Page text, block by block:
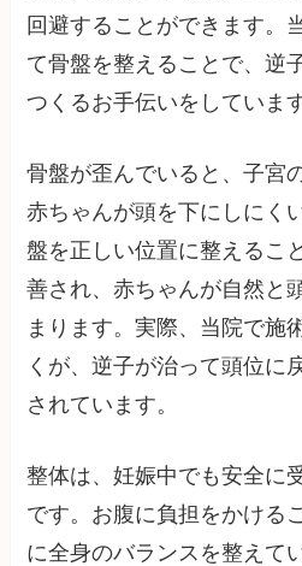
回避することができます。
て骨盤を整えることで、逆
つくるお手伝いをしています
骨盤が歪んでいると、子宮
赤ちゃんが頭を下にしにく
盤を正しい位置に整えるこ
善され、赤ちゃんが自然と
まります。実際、当院で施
くが、逆子が治って頭位に
されています。
整体は、妊娠中でも安全に
です。お腹に負担をかける
に全身のバランスを整えて